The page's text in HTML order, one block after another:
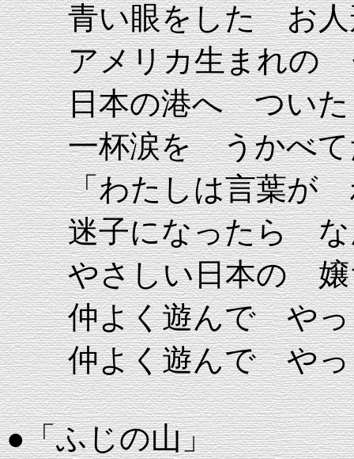
青い眼をした お人
アメリカ生まれの
日本の港へ ついた
一杯涙を うかべて
「わたしは言葉が
迷子になったら な
やさしい日本の 嬢
仲よく遊んで やっ
仲よく遊んで やっ
●「ふじの山」